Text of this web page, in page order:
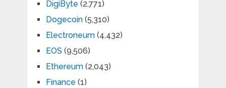
DigiByte (2,771)
Dogecoin(5,310)
Electroneum(4,432)
EOS (9,506)
Ethereum(2,043)
Finance (1)